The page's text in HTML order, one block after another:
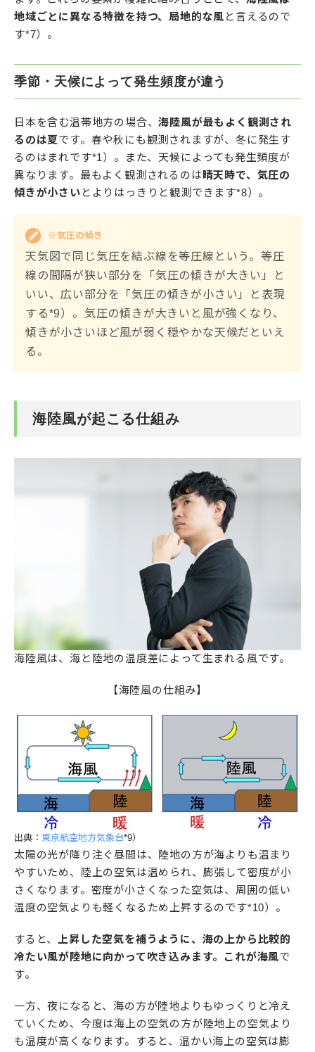
地域ごとに異なる特徴を持つ、局地的な風 と言えるので
す*7）。
季節・天候によって発生頻度が違う
日本を含む温帯地方の場合、海陸風が最もよく観測され
るのは夏です。春や秋にも観測されますが、冬に発生す
るのはまれです*1）。また、天候によっても発生頻度が
異なります。最もよく観測されるのは 晴天時で、気圧の
傾きが小さい とよりはっきりと観測できます*8）。
※気圧の傾き
天気図で同じ気圧を結ぶ線を等圧線という。等圧
線の間隔が狭い部分を「気圧の傾きが大きい」と
いい、広い部分を「気圧の傾きが小さい」と表現
する*9）。気圧の傾きが大きいと風が強くなり、
傾きが小さいほど風が弱く穏やかな天候だといえ
る。
海陸風が起こる仕組み
海陸風は、海と陸地の温度差によって生まれる風です。
【海陸風の仕組み】
出典： 東京航空地方気象台*9）
太陽の光が降り注ぐ昼間は、陸地の方が海よりも温まり
やすいため、陸上の空気は温められ、膨張して密度が小
さくなります。密度が小さくなった空気は、周囲の低い
温度の空気よりも軽くなるため上昇するのです*10）。
すると、上昇した空気を補うように、海の上から比較的
冷たい風が陸地に向かって吹き込みます。これが海風で
す。
一方、夜になると、海の方が陸地よりもゆっくりと冷え
ていくため、今度は海上の空気の方が陸地上の空気より
も温度が高くなります。すると、温かい海上の空気は膨